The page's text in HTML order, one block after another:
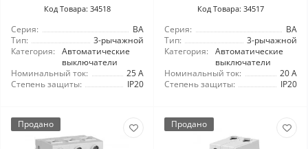
Код Товара: 34518
Серия:
ВА
Тип:
3-рычажной
Категория:
Автоматические
выключатели
Номинальный ток:
25 А
Степень защиты:
IP20
Код Товара: 34517
Серия:
ВА
Тип:
3-рычажной
Категория:
Автоматические
выключатели
Номинальный ток:
20 А
Степень защиты:
IP20
Продано Продано